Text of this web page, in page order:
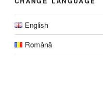
English
Română